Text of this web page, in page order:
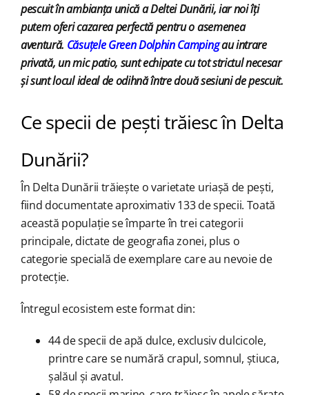
pescuit în ambianța unică a Deltei Dunării, iar noi îți
putem oferi cazarea perfectă pentru o asemenea
aventură. Căsuțele Green Dolphin Campingau intrare
privată, un mic patio, sunt echipate cu tot strictul necesar
și sunt locul ideal de odihnă între două sesiuni de pescuit.
Ce specii de pești trăiesc în Delta
Dunării?
În Delta Dunării trăiește o varietate uriașă de pești,
fiind documentate aproximativ 133 de specii. Toată
această populație se împarte în trei categorii
principale, dictate de geografia zonei, plus o
categorie specială de exemplare care au nevoie de
protecție.
Întregul ecosistem este format din:
44 de specii de apă dulce, exclusiv dulcicole,
printre care se numără crapul, somnul, știuca,
șalăul și avatul.